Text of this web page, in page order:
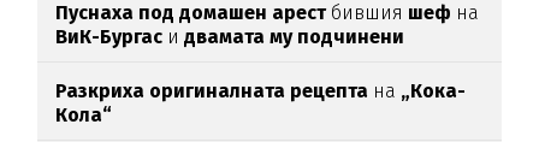
Пуснаха под домашен арестбившия шеф на
ВиК-Бургас и двамата му подчинени
Разкриха оригиналната рецепта на „Кока-
Кола“